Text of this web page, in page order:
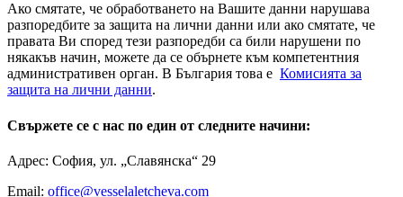
Ако смятате, че обработването на Вашите данни нарушава
разпоредбите за защита на лични данни или ако смятате, че
правата Ви според тези разпоредби са били нарушени по
някакъв начин, можете да се обърнете към компетентния
административен орган. В България това е Комисията за
защита на лични данни.
Свържете се с нас по един от следните начини:
Адрес: София, ул. „Славянска“ 29
Email: office@vesselaletcheva.com